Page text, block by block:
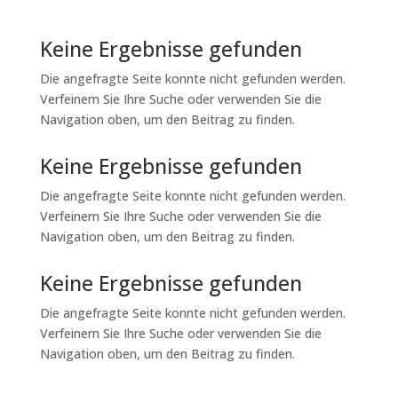
Keine Ergebnisse gefunden
Die angefragte Seite konnte nicht gefunden werden.
Verfeinern Sie Ihre Suche oder verwenden Sie die
Navigation oben, um den Beitrag zu finden.
Keine Ergebnisse gefunden
Die angefragte Seite konnte nicht gefunden werden.
Verfeinern Sie Ihre Suche oder verwenden Sie die
Navigation oben, um den Beitrag zu finden.
Keine Ergebnisse gefunden
Die angefragte Seite konnte nicht gefunden werden.
Verfeinern Sie Ihre Suche oder verwenden Sie die
Navigation oben, um den Beitrag zu finden.